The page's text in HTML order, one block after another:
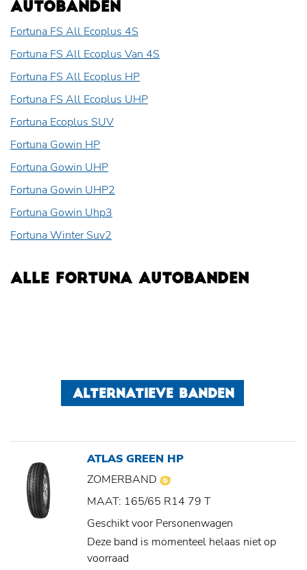
AUTOBANDEN
Fortuna FS All Ecoplus 4S
Fortuna FS All Ecoplus Van 4S
Fortuna FS All Ecoplus HP
Fortuna FS All Ecoplus UHP
Fortuna Ecoplus SUV
Fortuna Gowin HP
Fortuna Gowin UHP
Fortuna Gowin UHP2
Fortuna Gowin Uhp3
Fortuna Winter Suv2
ALLE FORTUNA AUTOBANDEN
ALTERNATIEVE BANDEN
ATLAS GREEN HP
ZOMERBAND
MAAT: 165/65 R14 79 T
Geschikt voor Personenwagen
Deze band is momenteel helaas niet op
voorraad